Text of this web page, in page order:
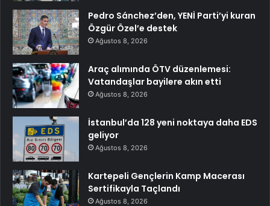
Pedro Sánchez’den, YENİ Parti’yi kuran
Özgür Özel’e destek
Ağustos 8, 2026
Araç alımında ÖTV düzenlemesi:
Vatandaşlar bayilere akın etti
Ağustos 8, 2026
İstanbul’da 128 yeni noktaya daha EDS
geliyor
Ağustos 8, 2026
Kartepeli Gençlerin Kamp Macerası
Sertifikayla Taçlandı
Ağustos 8, 2026